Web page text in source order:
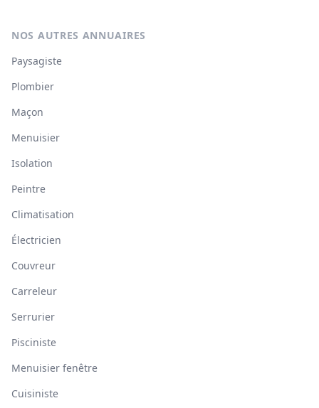
NOS AUTRES ANNUAIRES
Paysagiste
Plombier
Maçon
Menuisier
Isolation
Peintre
Climatisation
Électricien
Couvreur
Carreleur
Serrurier
Pisciniste
Menuisier fenêtre
Cuisiniste